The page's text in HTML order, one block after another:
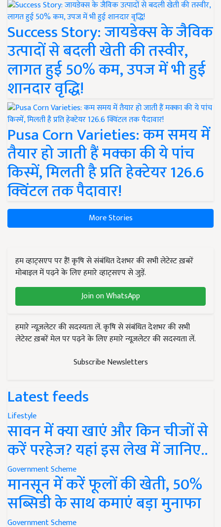
Success Story: जायडेक्स के जैविक
उत्पादों से बदली खेती की तस्वीर,
लागत हुई 50% कम, उपज में भी हुई
शानदार वृद्धि!
Pusa Corn Varieties: कम समय में
तैयार हो जाती हैं मक्का की ये पांच
किस्में, मिलती है प्रति हेक्टेयर 126.6
क्विंटल तक पैदावार!
More Stories
हम व्हाट्सएप पर हैं! कृषि से संबंधित देशभर की सभी लेटेस्ट ख़बरें
मोबाइल में पढ़ने के लिए हमारे व्हाट्सएप से जुड़ें.
Join on WhatsApp
हमारे न्यूज़लेटर की सदस्यता लें. कृषि से संबंधित देशभर की सभी
लेटेस्ट ख़बरें मेल पर पढ़ने के लिए हमारे न्यूज़लेटर की सदस्यता लें.
Subscribe Newsletters
Latest feeds
Lifestyle
सावन में क्या खाएं और किन चीजों से
करें परहेज? यहां इस लेख में जानिए..
Government Scheme
मानसून में करें फूलों की खेती, 50%
सब्सिडी के साथ कमाएं बड़ा मुनाफा
Government Scheme